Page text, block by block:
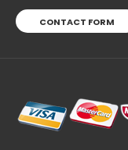
CONTACT FORM